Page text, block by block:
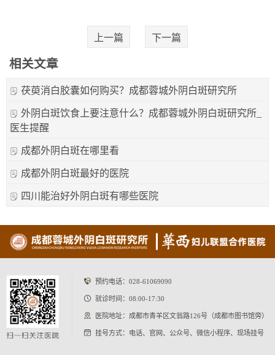
上一篇 下一篇
相关文章
茯萸消白胶囊如何购买？成都蓉城外阴白斑研究所
外阴白斑饮食上要注意什么？成都蓉城外阴白斑研究所_
医生提醒
成都外阴白斑在哪里看
成都外阴白斑最好的医院
四川能治好外阴白斑有哪些医院
预约电话： 028-61069090
就诊时间：08:00-17:30
医院地址：成都市青羊区文翁路126号（成都市图书馆旁）
挂号方式：电话、官网、公众号、微信小程序、现场挂号